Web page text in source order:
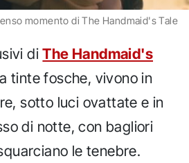
momento di The Handmaid's Tale
diThe Handmaid's
tinte fosche, vivono in
sotto luci ovattate e in
di notte, con bagliori
le tenebre.